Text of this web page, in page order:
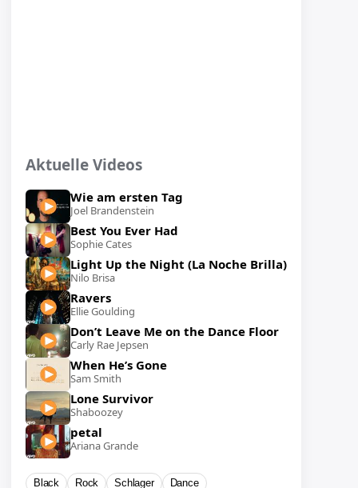
Aktuelle Videos
Wie am ersten Tag
Joel Brandenstein
Best You Ever Had
Sophie Cates
Light Up the Night (La Noche Brilla)
Nilo Brisa
Ravers
Ellie Goulding
Don’t Leave Me on the Dance Floor
Carly Rae Jepsen
When He’s Gone
Sam Smith
Lone Survivor
Shaboozey
petal
Ariana Grande
Black Rock Schlager Dance